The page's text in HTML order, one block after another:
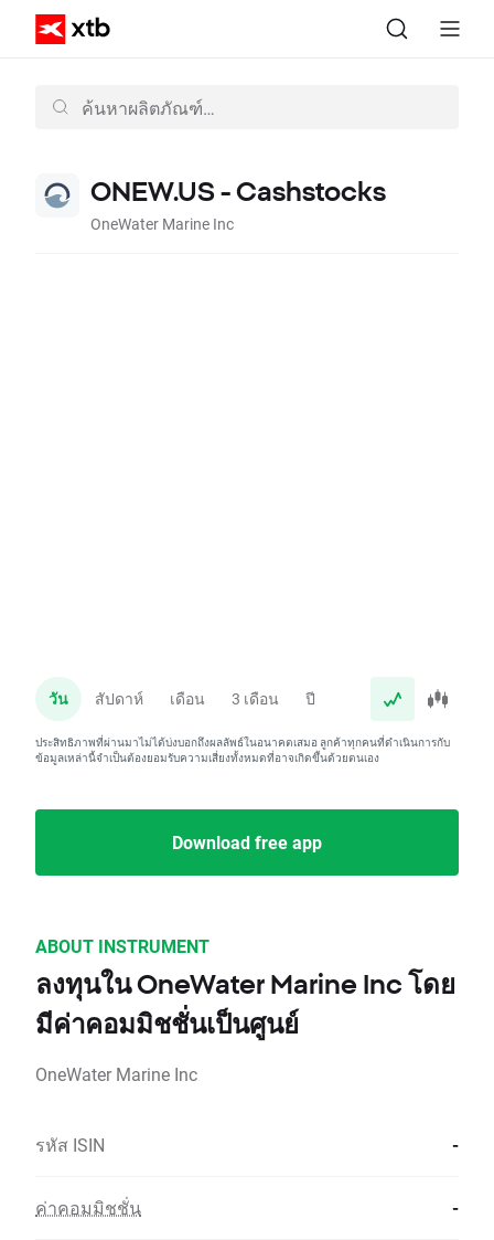
ONEW.US - Cashstocks
OneWater Marine Inc
วัน สัปดาห์ เดือน 3 เดือน ปี
ประสิทธิภาพที่ผ่านมาไม่ได้บ่งบอกถึงผลลัพธ์ในอนาคตเสมอ ลูกค้าทุกคนที่ดำเนินการกับ
ข้อมูลเหล่านี้จำเป็นต้องยอมรับความเสี่ยงทั้งหมดที่อาจเกิดขึ้นด้วยตนเอง
Download free app
ABOUT INSTRUMENT
ลงทุนใน OneWater Marine Inc โดย
มีค่าคอมมิชชั่นเป็นศูนย์
OneWater Marine Inc
รหัส ISIN -
ค่าคอมมิชชั่น -